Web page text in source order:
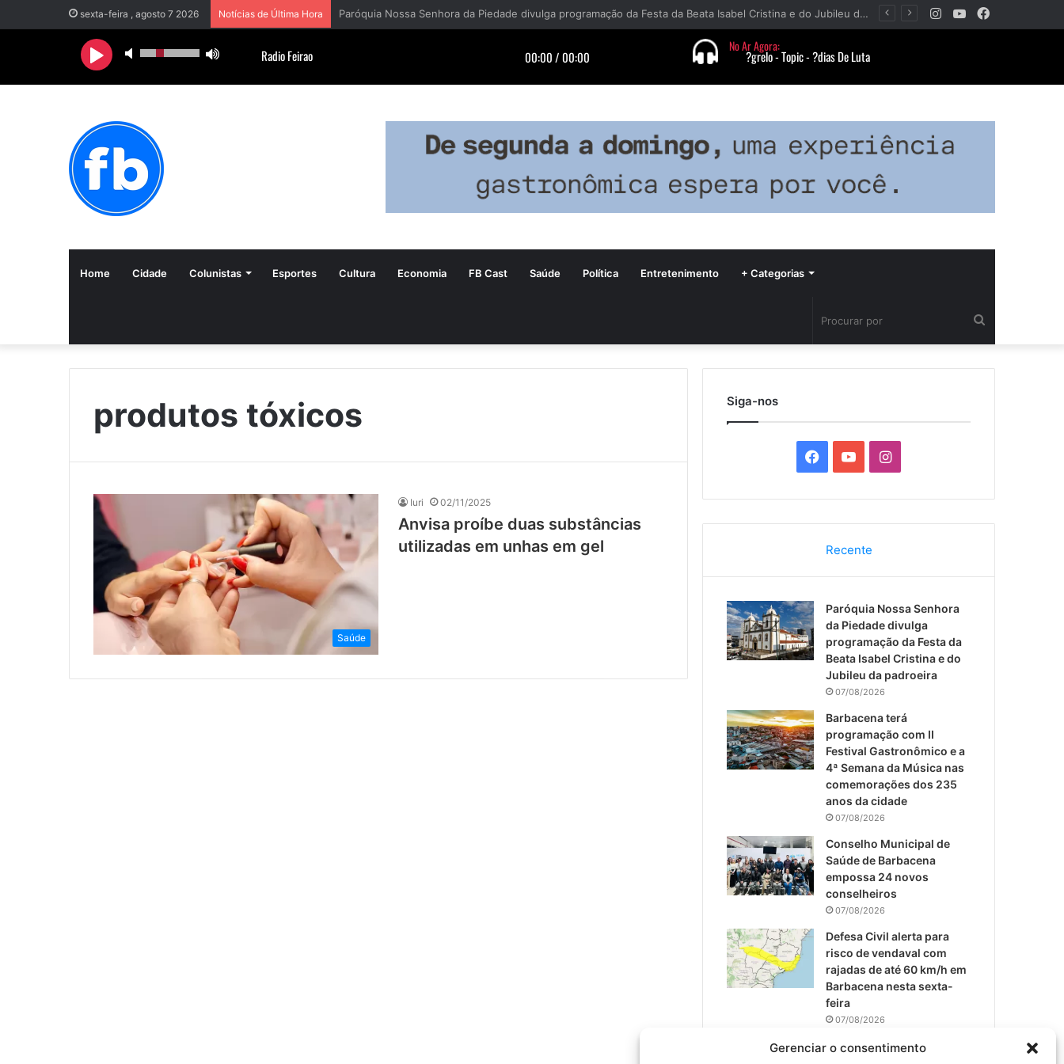
Gerenciar o consentimento
sexta-feira , agosto 7 2026 Notícias de Última Hora Barbacena terá programação com II Festival Gastronômico e a 4ª Semana da Música nas comemorações dos 235 anos da cidade YouTube
Instagram
Home Cidade Colunistas Esportes Cultura Economia FB Cast Saúde Política Entretenimento + Categorias
por
produtos tóxicos
Saúde
Iuri 02/11/2025
Anvisa proíbe duas substâncias
utilizadas em unhas em gel
Siga-nos
c
e
b
o
o
k
u
T
u
b
e
I
s
a
g
r
a
Recente
Paróquia Nossa Senhora
da Piedade divulga
programação da Festa da
Beata Isabel Cristina e do
Jubileu da padroeira
07/08/2026
Barbacena terá
programação com II
Festival Gastronômico e a
4ª Semana da Música nas
comemorações dos 235
anos da cidade
07/08/2026
Conselho Municipal de
Saúde de Barbacena
empossa 24 novos
conselheiros
07/08/2026
Defesa Civil alerta para
risco de vendaval com
rajadas de até 60 km/h em
Barbacena nesta sexta-
feira
07/08/2026
EPCAR tem a melhor nota